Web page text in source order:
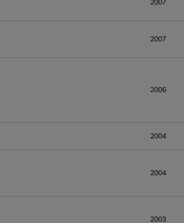
2007
2007
2006
2004
2004
2003